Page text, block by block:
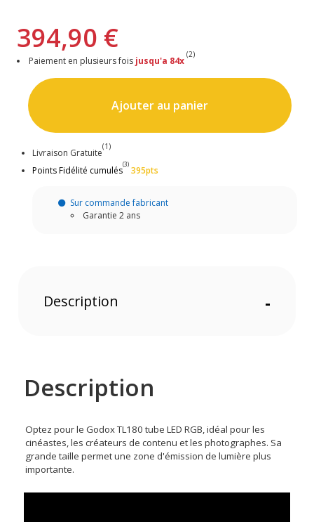
394,90 €
Paiement en plusieurs fois jusqu'a 84x
(2)
Ajouter au panier
Livraison Gratuite
(1)
Points Fidélité cumulés
(3)
395pts
Sur commande fabricant
Garantie 2 ans
Description -
Description
Optez pour le Godox TL180 tube LED RGB, idéal pour les
cinéastes, les créateurs de contenu et les photographes. Sa
grande taille permet une zone d'émission de lumière plus
importante.